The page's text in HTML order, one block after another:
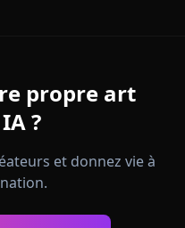
propre art
?
et donnez vie à